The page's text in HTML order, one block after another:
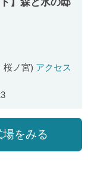
桜ノ宮) アクセス
場をみる